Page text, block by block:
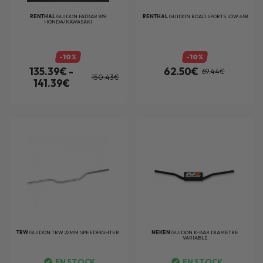
RENTHALGUIDON FATBAR 839
HONDA/KAWASAKI
-10%
135.39€ -
141.39€
150.43€
RENTHALGUIDON ROAD SPORTS LOW 658
-10%
62.50€ 69.44€
TRWGUIDON TRW 22MM SPEEDFIGHTER NEKENGUIDON K-BAR DIAMETRE
VARIABLE